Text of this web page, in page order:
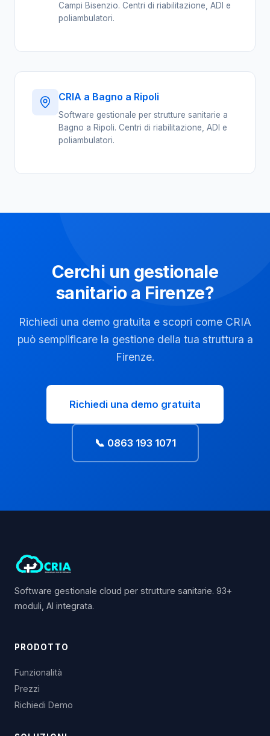
Campi Bisenzio. Centri di riabilitazione, ADI e
poliambulatori.
CRIA a Bagno a Ripoli
Software gestionale per strutture sanitarie a
Bagno a Ripoli. Centri di riabilitazione, ADI e
poliambulatori.
Cerchi un gestionale
sanitario a Firenze?
Richiedi una demo gratuita e scopri come CRIA
può semplificare la gestione della tua struttura a
Firenze.
Richiedi una demo gratuita
📞 0863 193 1071
Software gestionale cloud per strutture sanitarie. 93+
moduli, AI integrata.
PRODOTTO
Funzionalità
Prezzi
Richiedi Demo